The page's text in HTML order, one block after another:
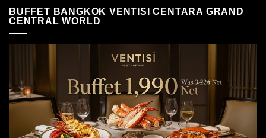
BUFFET BANGKOK VENTISI CENTARA GRAND
CENTRAL WORLD